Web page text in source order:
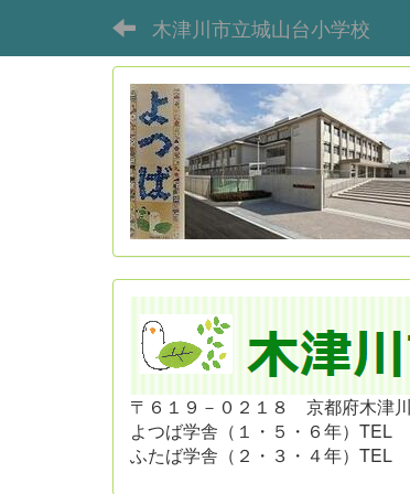
木津川市立城山台小学校
〒６１９－０２１８ 京都府木津
よつば学舎（１・５・６年） TEL
ふたば学舎（２・３・４年） TEL